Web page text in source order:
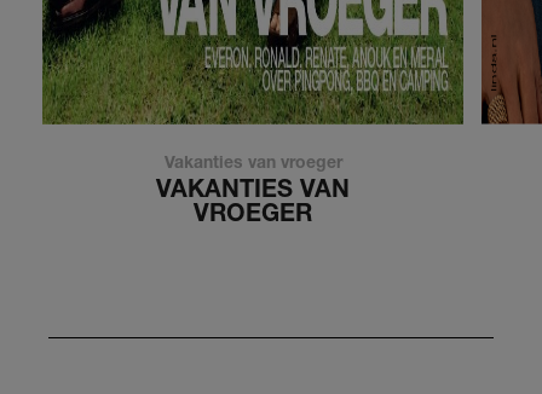
Vakanties van vroeger
VAKANTIES VAN
VROEGER